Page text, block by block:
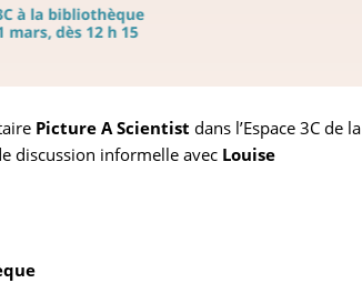
Picture A Scientist dans l’Espace 3C de la
discussion informelle avec Louise